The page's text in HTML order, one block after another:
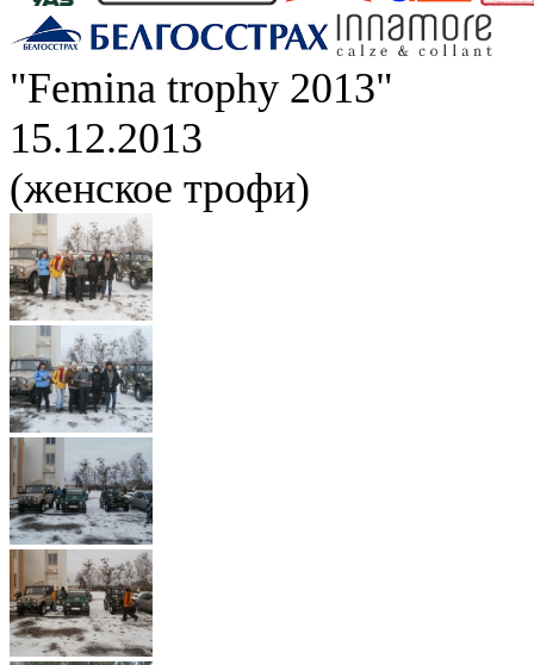
"Femina trophy 2013"
15.12.2013
(женское трофи)